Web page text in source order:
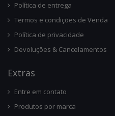
Política de entrega
Termos e condições de Venda
Política de privacidade
Devoluções & Cancelamentos
ExtRas
Entre em contato
Produtos por marca